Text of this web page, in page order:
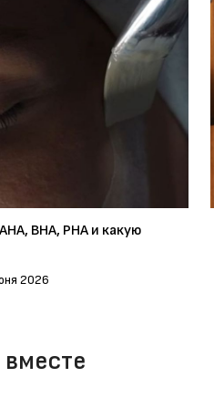
BHA, PHA и какую
2026